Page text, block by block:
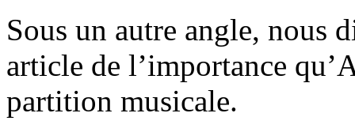
Sous un autre angle, nous
article de l’importance
partition musicale.